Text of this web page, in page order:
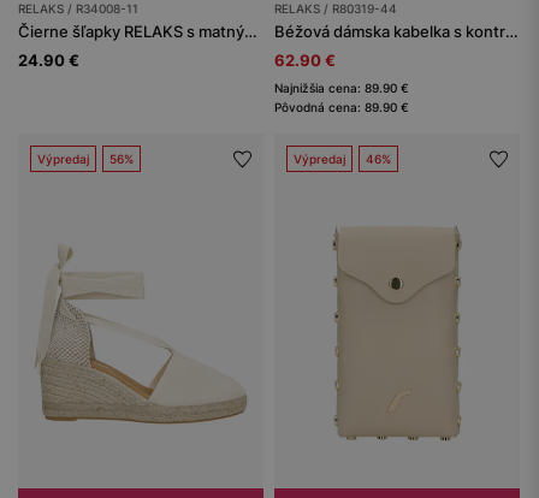
RELAKS / R34008-11
Čierne šľapky RELAKS s matným povrchom
24.90 €
RELAKS / R80319-44
Béžová dámska kabelka s kontrastnými vsadkami RELAKS
62.90 €
Najnižšia cena: 89.90 €
Pôvodná cena: 89.90 €
Výpredaj 56% Výpredaj 46%